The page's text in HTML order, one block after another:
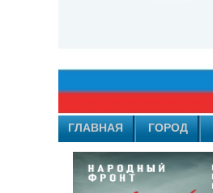
ГЛАВНАЯ ГОРОД